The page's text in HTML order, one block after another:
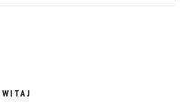
WITAJ